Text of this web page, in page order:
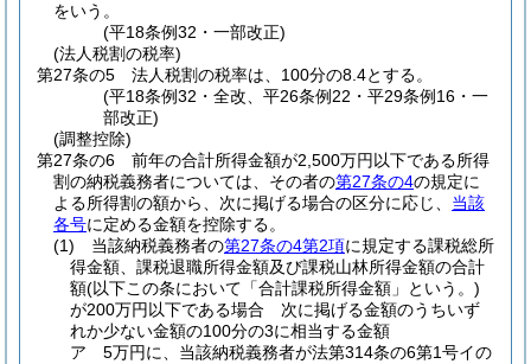
をいう。
(平18条例32・一部改正)
(法人税割の税率)
第27条の5
法人税割の税率は、100分の8.4とする。
(平18条例32・全改、平26条例22・平29条例16・一
部改正)
(調整控除)
第27条の6
前年の合計所得金額が2,500万円以下である所得
割の納税義務者については、その者の第27条の4の規定に
よる所得割の額から、次に掲げる場合の区分に応じ、 当該
各号に定める金額を控除する。
(1)
当該納税義務者の第27条の4第2項に規定する課税総所
得金額、課税退職所得金額及び課税山林所得金額の合計
額(以下この条において「合計課税所得金額」という。)
が200万円以下である場合 次に掲げる金額のうちいず
れか少ない金額の100分の3に相当する金額
ア
5万円に、当該納税義務者が法第314条の6第1号イの